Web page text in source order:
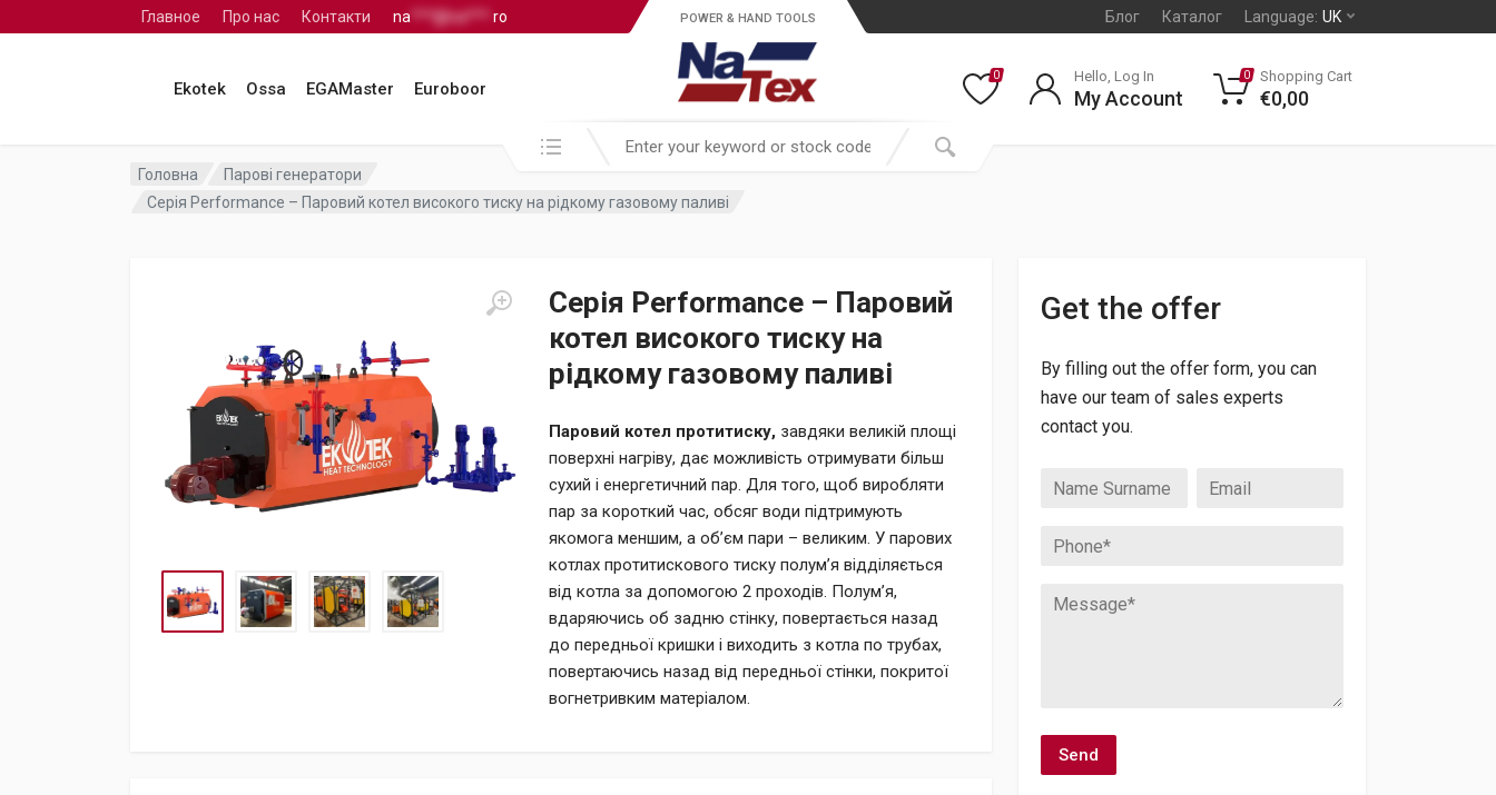
Главное Про нас Контакти na ***@na***. ro Блог Каталог Language: UK
Ekotek Ossa EGAMaster Euroboor
POWER & HAND TOOLS
Search in:
0 Hello, Log In
My Account
0 Shopping Cart
€0,00
Головна
Парові генератори
Серія Performance – Паровий котел високого тиску на рідкому газовому паливі
Серія Performance – Паровий
котел високого тиску на
рідкому газовому паливі
Паровий котел протитиску, завдяки великій площі
поверхні нагріву, дає можливість отримувати більш
сухий і енергетичний пар. Для того, щоб виробляти
пар за короткий час, обсяг води підтримують
якомога меншим, а об’єм пари – великим. У парових
котлах протитискового тиску полум’я відділяється
від котла за допомогою 2 проходів. Полум’я,
вдаряючись об задню стінку, повертається назад
до передньої кришки і виходить з котла по трубах,
повертаючись назад від передньої стінки, покритої
вогнетривким матеріалом.
Get the offer
By filling out the offer form, you can
have our team of sales experts
contact you.